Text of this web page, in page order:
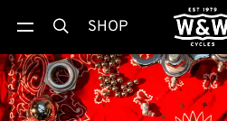
 SHOP